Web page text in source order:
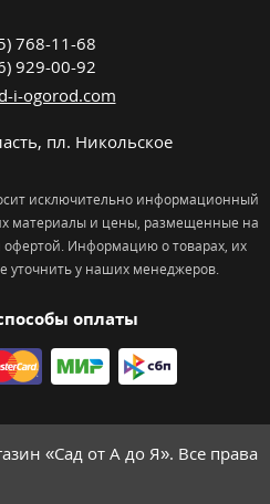
оплаты
768-11-68
929-00-92
i-ogorod.com
, пл. Никольcкое
исключительно информационный
материалы и цены, размещенные на
офертой. Информацию о товарах, их
уточнить у наших менеджеров.
«Сад от А до Я». Все права